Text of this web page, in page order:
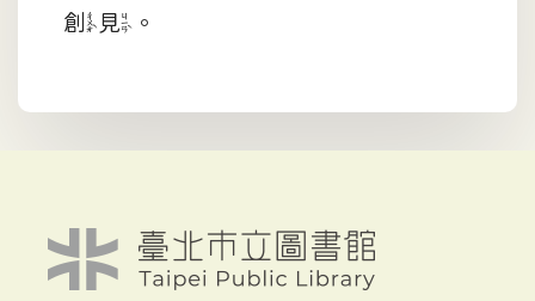
創見。